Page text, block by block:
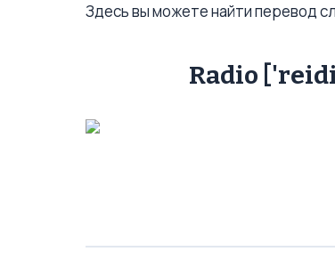
Здесь вы можете найти перевод
Radio